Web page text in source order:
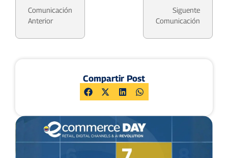
Comunicación
Anterior
Siguente
Comunicación
Compartir Post